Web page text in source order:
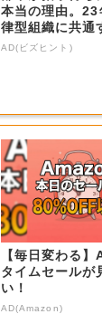
本当の理由。23
律型組織に共通
つの要素」
AD(ビズヒント)
【毎日変わる
タイムセールが
い！
AD(Amazon)